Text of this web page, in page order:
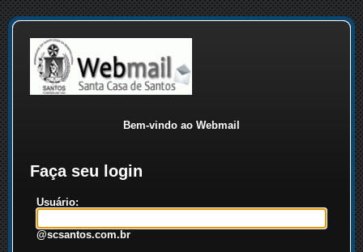
Bem-vindo ao Webmail
Faça seu login
Usuário:
@scsantos.com.br